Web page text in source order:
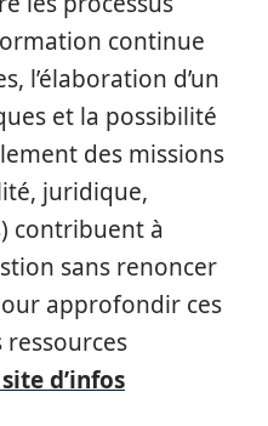
continue
l’élaboration d’un
et la possibilité
des missions
juridique,
contribuent à
sans renoncer
approfondir ces
ressources
d’infos